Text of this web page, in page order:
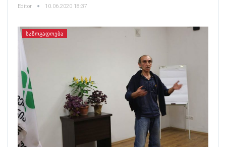
Editor 10.06.2020 18:37
ᲡᲐᲖᲝᲒᲐᲓᲝᲔᲑᲐ